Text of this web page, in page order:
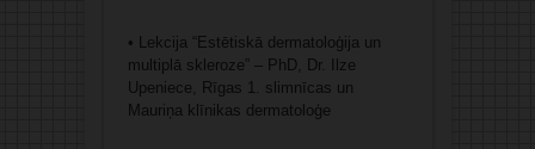
• Lekcija “Estētiskā dermatoloģija un
multiplā skleroze” – PhD, Dr. Ilze
Upeniece, Rīgas 1. slimnīcas un
Mauriņa klīnikas dermatoloģe